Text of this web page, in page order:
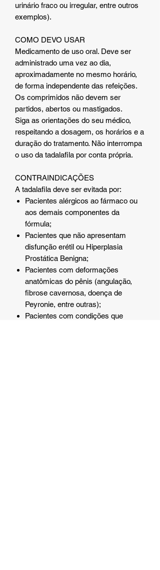
urinário fraco ou irregular, entre outros
exemplos).
COMO DEVO USAR
Medicamento de uso oral. Deve ser
administrado uma vez ao dia,
aproximadamente no mesmo horário,
de forma independente das refeições.
Os comprimidos não devem ser
partidos, abertos ou mastigados.
Siga as orientações do seu médico,
respeitando a dosagem, os horários e a
duração do tratamento. Não interrompa
o uso da tadalafila por conta própria.
CONTRAINDICAÇÕES
A tadalafila deve ser evitada por:
Pacientes alérgicos ao fármaco ou
aos demais componentes da
fórmula;
Pacientes que não apresentam
disfunção erétil ou Hiperplasia
Prostática Benigna;
Pacientes com deformações
anatômicas do pênis (angulação,
fibrose cavernosa, doença de
Peyronie, entre outras);
Pacientes com condições que